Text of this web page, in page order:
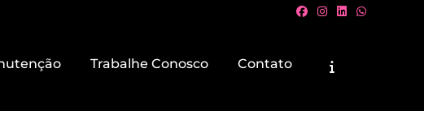
Trabalhe Conosco Contato